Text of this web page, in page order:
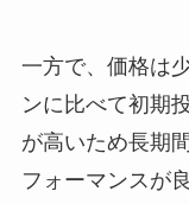
一方で、価格は
ンに比べて初期
が高いため長期
フォーマンスが